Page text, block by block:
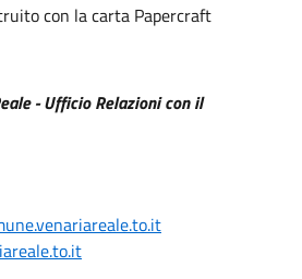
con la carta Papercraft
- Ufficio Relazioni con il